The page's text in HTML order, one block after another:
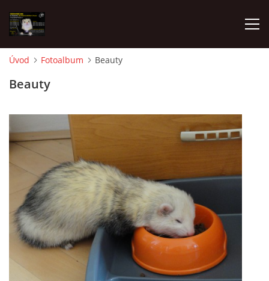
K ADOPCI
V PÉČI
VIRTUÁLNÍ ADOPCE
V NOVÝCH DOMOVECH
Úvod Fotoalbum Beauty
Beauty